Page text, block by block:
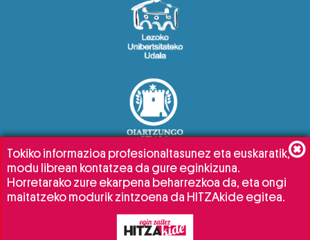
Tokiko informazioa profesionaltasunez eta euskaratik,
modu librean kontatzea da gure eginkizuna.
Horretarako zure ekarpena beharrezkoa da, eta ongi
maitatzeko modurik zintzoena da HITZAkide egitea.